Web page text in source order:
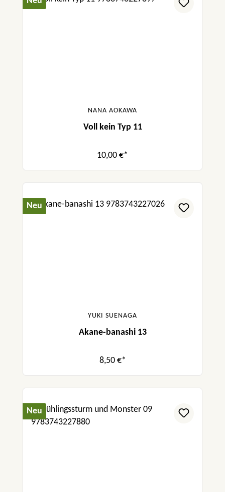
NANA AOKAWA
Voll kein Typ 11
10,00 €*
Neu
YUKI SUENAGA
Akane-banashi 13
8,50 €*
Neu